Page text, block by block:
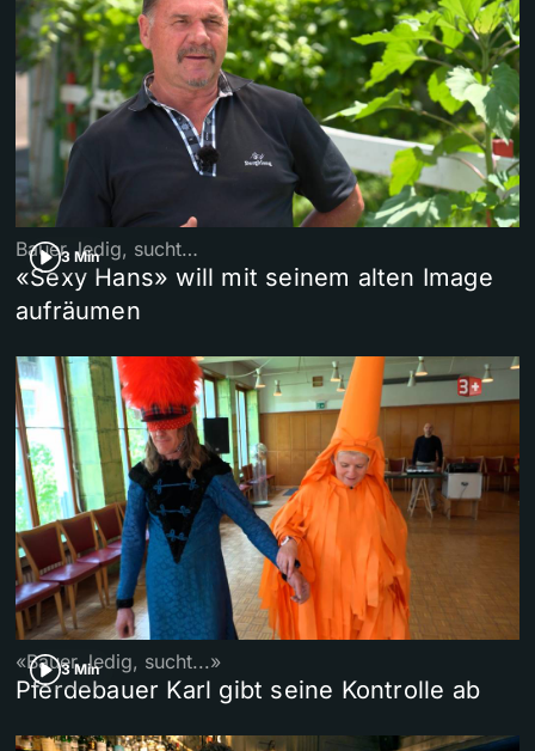
3 Min
Bauer, ledig, sucht…
«Sexy Hans» will mit seinem alten Image
aufräumen
3 Min
«Bauer, ledig, sucht...»
Pferdebauer Karl gibt seine Kontrolle ab